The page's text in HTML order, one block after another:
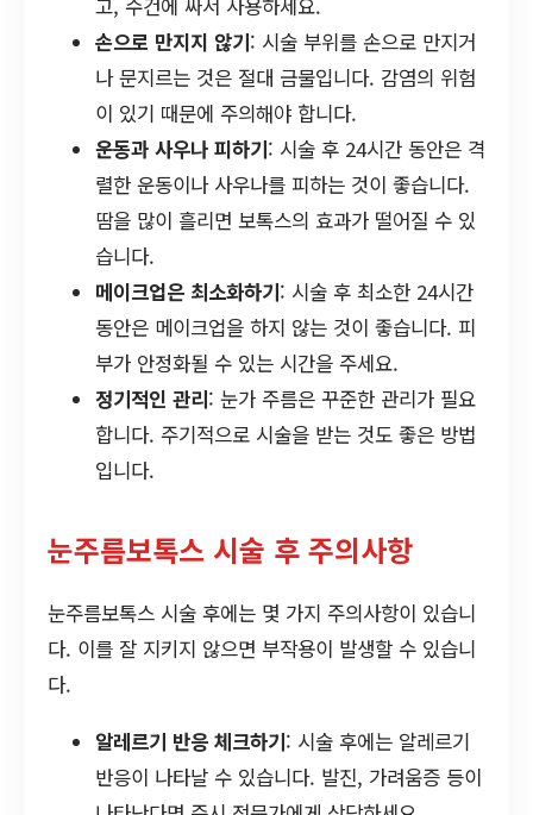
손으로 만지지 않기: 시술 부위를 손으로 만지거
나 문지르는 것은 절대 금물입니다. 감염의 위험
이 있기 때문에 주의해야 합니다.
운동과 사우나 피하기: 시술 후 24시간 동안은 격
렬한 운동이나 사우나를 피하는 것이 좋습니다.
땀을 많이 흘리면 보톡스의 효과가 떨어질 수 있
습니다.
메이크업은 최소화하기: 시술 후 최소한 24시간
동안은 메이크업을 하지 않는 것이 좋습니다. 피
부가 안정화될 수 있는 시간을 주세요.
정기적인 관리: 눈가 주름은 꾸준한 관리가 필요
합니다. 주기적으로 시술을 받는 것도 좋은 방법
입니다.
눈주름보톡스 시술 후 주의사항
눈주름보톡스 시술 후에는 몇 가지 주의사항이 있습니
다. 이를 잘 지키지 않으면 부작용이 발생할 수 있습니
다.
알레르기 반응 체크하기: 시술 후에는 알레르기
반응이 나타날 수 있습니다. 발진, 가려움증 등이